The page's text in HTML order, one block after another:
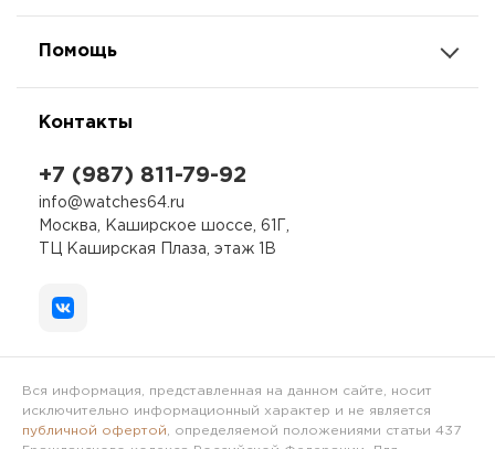
Помощь
Контакты
+7 (987) 811-79-92
info@watches64.ru
Москва, Каширское шоссе, 61Г,
ТЦ Каширская Плаза, этаж 1В
Вся информация, представленная на данном сайте, носит
исключительно информационный характер и не является
публичной офертой , определяемой положениями статьи 437